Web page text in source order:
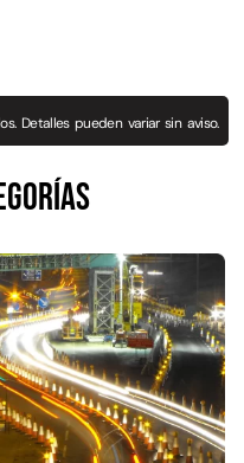
Detalles pueden variar sin aviso.